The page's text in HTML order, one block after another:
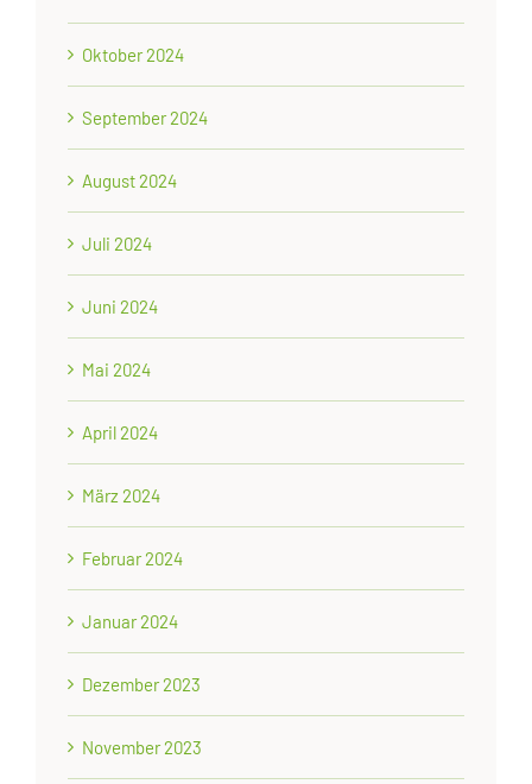
Oktober 2024
September 2024
August 2024
Juli 2024
Juni 2024
Mai 2024
April 2024
März 2024
Februar 2024
Januar 2024
Dezember 2023
November 2023